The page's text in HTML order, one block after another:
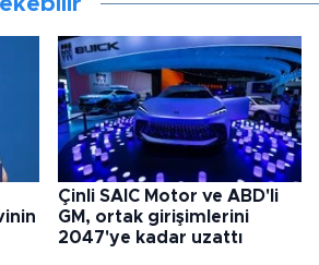
Çinli SAIC Motor ve ABD'li
GM, ortak girişimlerini
2047'ye kadar uzattı